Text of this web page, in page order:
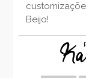
Beijo!